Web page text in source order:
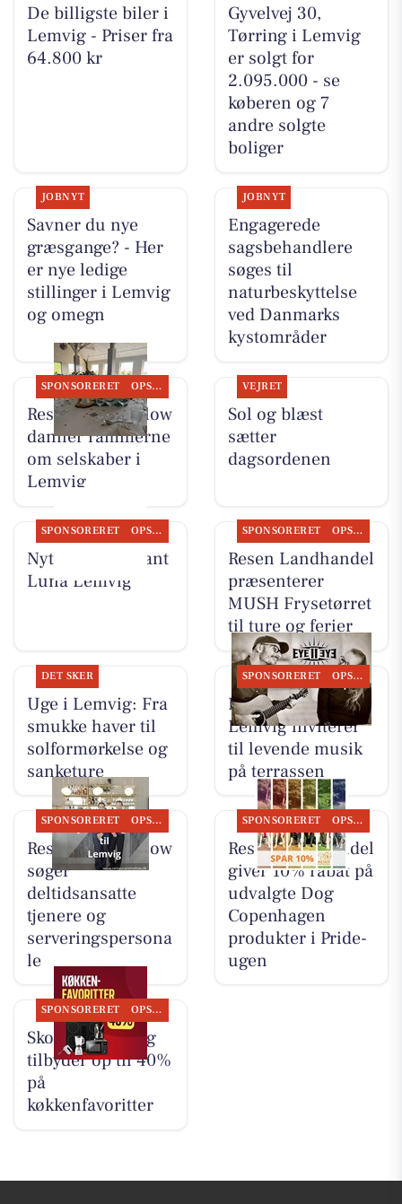
De billigste biler i
Lemvig - Priser fra
64.800 kr
Gyvelvej 30,
Tørring i Lemvig
er solgt for
2.095.000 - se
køberen og 7
andre solgte
boliger
JOBNYT
Savner du nye
græsgange? - Her
er nye ledige
stillinger i Lemvig
og omegn
JOBNYT
Engagerede
sagsbehandlere
søges til
naturbeskyttelse
ved Danmarks
kystområder
SPONSORERET OPSLAGSTAVLEN
Restaurant Mellow
danner rammerne
om selskaber i
Lemvig
VEJRET
Sol og blæst
sætter
dagsordenen
SPONSORERET OPSLAGSTAVLEN
Nyt fra Restaurant
Luna Lemvig
SPONSORERET OPSLAGSTAVLEN
Resen Landhandel
præsenterer
MUSH Frysetørret
til ture og ferier
DET SKER
Uge i Lemvig: Fra
smukke haver til
solformørkelse og
sanketure
SPONSORERET OPSLAGSTAVLEN
Restaurant Luna
Lemvig inviterer
til levende musik
på terrassen
SPONSORERET OPSLAGSTAVLEN
Restaurant Mellow
søger
deltidsansatte
tjenere og
serveringspersona
le
SPONSORERET OPSLAGSTAVLEN
Resen Landhandel
giver 10% rabat på
udvalgte Dog
Copenhagen
produkter i Pride-
ugen
SPONSORERET OPSLAGSTAVLEN
Skousen Lemvig
tilbyder op til 40%
på
køkkenfavoritter